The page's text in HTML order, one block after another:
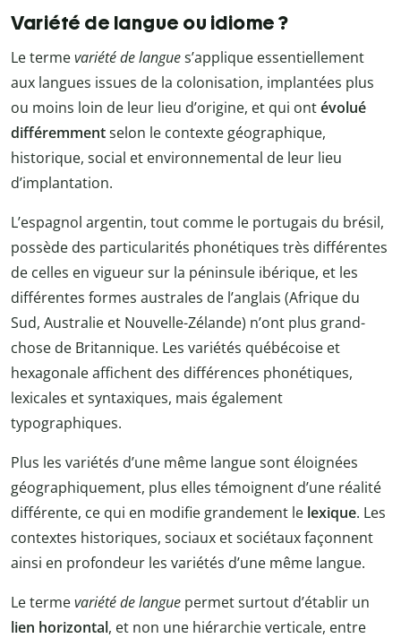
Variété de langue ou idiome ?
Le termevariété de langues’applique essentiellement
aux langues issues de la colonisation, implantées plus
ou moins loin de leur lieu d’origine, et qui ontévolué
différemmentselon le contexte géographique,
historique, social et environnemental de leur lieu
d’implantation.
L’espagnol argentin, tout comme le portugais du brésil,
possède des particularités phonétiques très différentes
de celles en vigueur sur la péninsule ibérique, et les
différentes formes australes de l’anglais (Afrique du
Sud, Australie et Nouvelle-Zélande) n’ont plus grand-
chose de Britannique. Les variétés québécoise et
hexagonale affichent des différences phonétiques,
lexicales et syntaxiques, mais également
typographiques.
Plus les variétés d’une même langue sont éloignées
géographiquement, plus elles témoignent d’une réalité
différente, ce qui en modifie grandement le lexique. Les
contextes historiques, sociaux et sociétaux façonnent
ainsi en profondeur les variétés d’une même langue.
Le termevariétéde langue permet surtout d’établir un
lien horizontal, et non une hiérarchie verticale, entre